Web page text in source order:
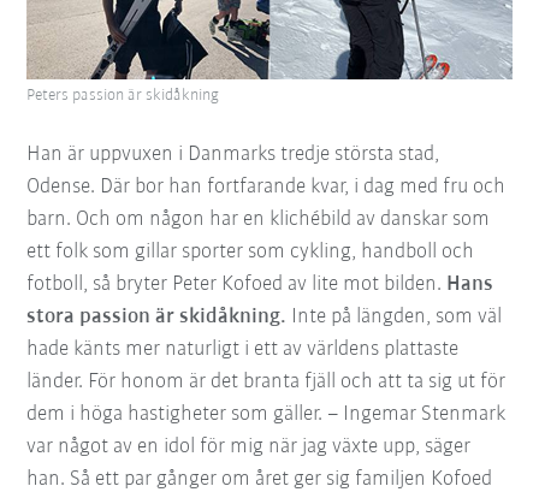
Han är uppvuxen i Danmarks tredje största stad,
Odense. Där bor han fortfarande kvar, i dag med fru och
barn. Och om någon har en klichébild av danskar som
ett folk som gillar sporter som cykling, handboll och
fotboll, så bryter Peter Kofoed av lite mot bilden. Hans
stora passion är skidåkning. Inte på längden, som väl
hade känts mer naturligt i ett av världens plattaste
länder. För honom är det branta fjäll och att ta sig ut för
dem i höga hastigheter som gäller. – Ingemar Stenmark
var något av en idol för mig när jag växte upp, säger
han. Så ett par gånger om året ger sig familjen Kofoed
Peters passion är skidåkning